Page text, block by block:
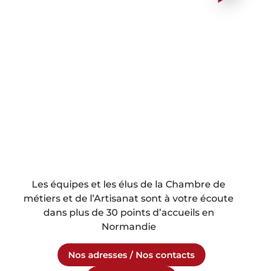
Les équipes et les élus de la Chambre de
métiers et de l’Artisanat sont à votre écoute
dans plus de 30 points d’accueils en
Normandie
Nos adresses / Nos contacts